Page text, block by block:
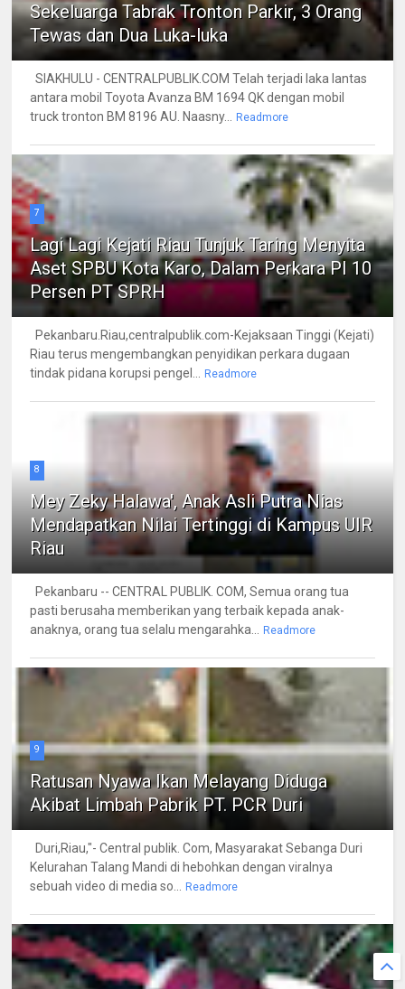
Sekeluarga Tabrak Tronton Parkir, 3 Orang
Tewas dan Dua Luka-luka
SIAKHULU - CENTRALPUBLIK.COM Telah terjadi laka lantas
antara mobil Toyota Avanza BM 1694 QK dengan mobil
truck tronton BM 8196 AU. Naasny...
Readmore
7
Lagi Lagi Kejati Riau Tunjuk Taring Menyita
Aset SPBU Kota Karo, Dalam Perkara PI 10
Persen PT SPRH
Pekanbaru.Riau,centralpublik.com-Kejaksaan Tinggi (Kejati)
Riau terus mengembangkan penyidikan perkara dugaan
tindak pidana korupsi pengel...
Readmore
8
Mey Zeky Halawa', Anak Asli Putra Nias
Mendapatkan Nilai Tertinggi di Kampus UIR
Riau
Pekanbaru -- CENTRAL PUBLIK. COM, Semua orang tua
pasti berusaha memberikan yang terbaik kepada anak-
anaknya, orang tua selalu mengarahka...
Readmore
9
Ratusan Nyawa Ikan Melayang Diduga
Akibat Limbah Pabrik PT. PCR Duri
Duri,Riau,"- Central publik. Com, Masyarakat Sebanga Duri
Kelurahan Talang Mandi di hebohkan dengan viralnya
sebuah video di media so...
Readmore